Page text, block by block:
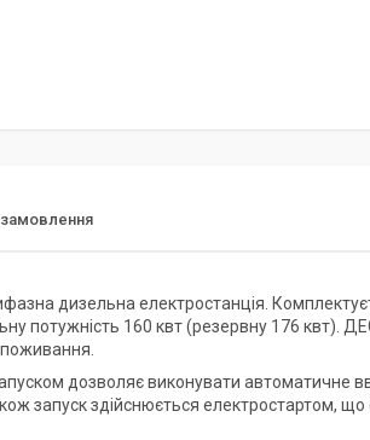
дизельна електростанція.
потужність 160 квт (резервну 176 квт).
дозволяє виконувати автоматичне
запуск здійснюється електростартом,